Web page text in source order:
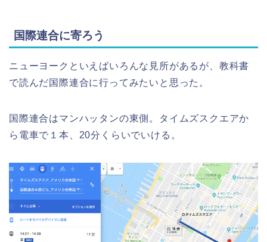
国際連合に寄ろう
ニューヨークといえばいろんな見所があるが、教科書
で読んだ国際連合に行ってみたいと思った。
国際連合はマンハッタンの東側。タイムズスクエアか
ら電車で１本、20分くらいでいける。